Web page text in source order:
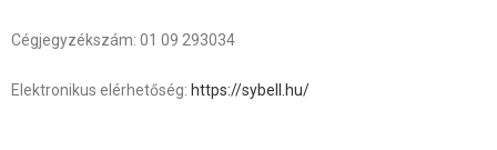
Cégjegyzékszám: 01 09 293034
Elektronikus elérhetőség: https://sybell.hu/